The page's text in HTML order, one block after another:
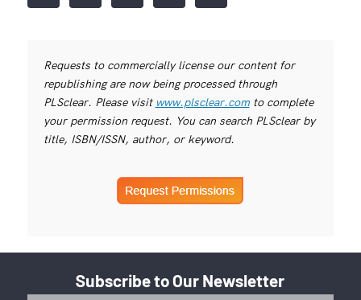
Requests to commercially license our content for
republishing are now being processed through
PLSclear. Please visit www.plsclear.comto complete
your permission request. You can search PLSclear by
title, ISBN/ISSN, author, or keyword.
Subscribe to Our Newsletter